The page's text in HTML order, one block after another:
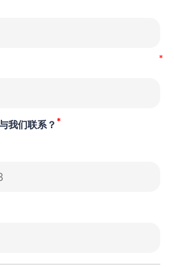
我们联系？ *